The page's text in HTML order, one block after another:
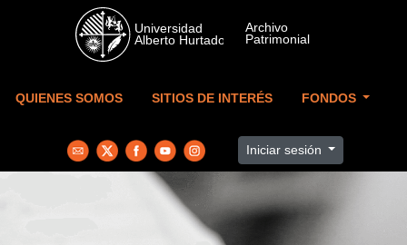
Skip to main content
QUIENES SOMOS SITIOS DE INTERÉS FONDOS
Iniciar sesión